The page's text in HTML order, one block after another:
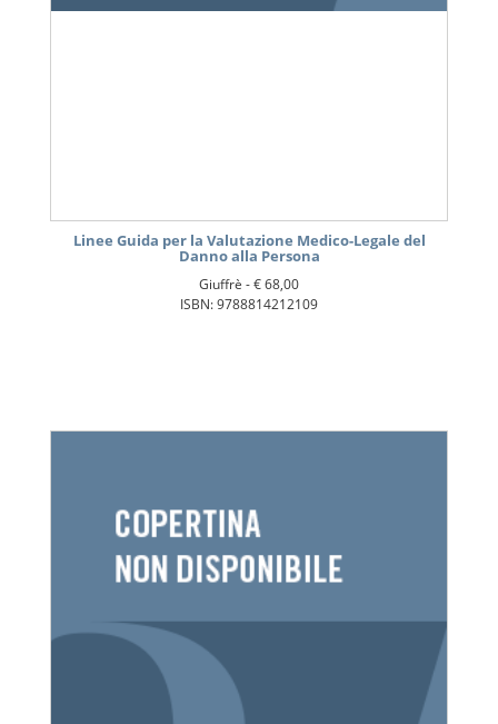
Linee Guida per la Valutazione Medico-Legale del
Danno alla Persona
Giuffrè -€ 68,00
ISBN: 9788814212109